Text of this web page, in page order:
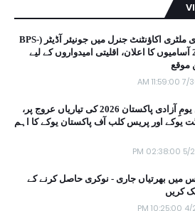
آفس آف دی ملٹری اکاؤنٹنٹ جنرل میں جونیئر آڈیٹر (BPS-
11) کی 274 آسامیوں کا اعلان، اقلیتی امیدواروں کے لیے
موقع
7/30/
انگلینڈ میں یومِ آزادی پاکستان 2026 کی تیاریاں عروج پر،
یوکے اور پریس کلب آف پاکستان یوکے کا اہم
5/22/
میں بھرتیاں جاری - نوکری حاصل کرنے کے
کریں
4/